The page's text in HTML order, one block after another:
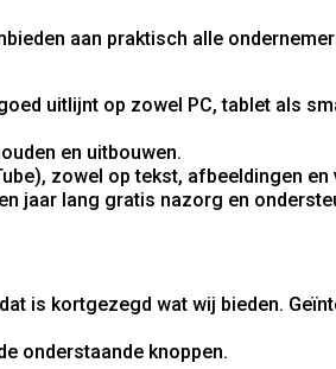
aan praktisch alle
uitlijnt op zowel PC, tablet als
en uitbouwen.
zowel op tekst, afbeeldingen en
jaar lang gratis nazorg en
is kortgezegd wat wij bieden.
onderstaande knoppen.